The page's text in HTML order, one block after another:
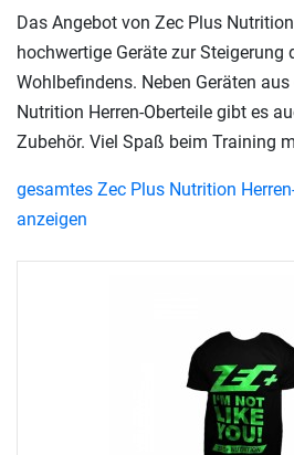
Das Angebot von Zec Plus
hochwertige Geräte zur Steigerung
Wohlbefindens. Neben Geräten
Nutrition Herren-Oberteile gibt es
Zubehör. Viel Spaß beim Training
gesamtes Zec Plus Nutrition
anzeigen